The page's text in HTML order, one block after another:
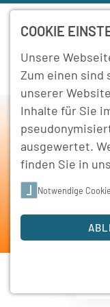
COOKIE
Unsere
Zum einen sind
unserer
Inhalte für Sie
ausgewertet.
finden Sie in
Notwendige
Notwendige